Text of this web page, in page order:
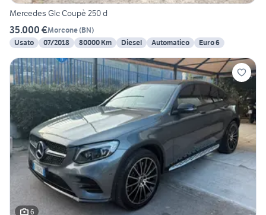
Mercedes Glc Coupè 250 d
35.000 €Morcone(BN)
Usato
07/2018 80000 Km Diesel Automatico Euro 6
6